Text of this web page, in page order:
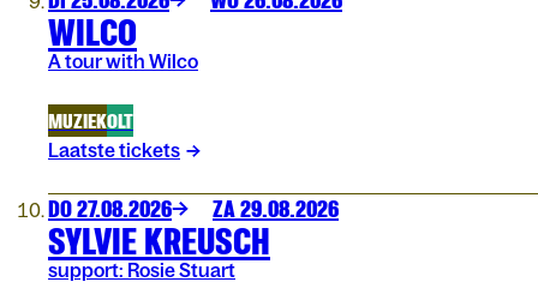
WILCO
A tour with Wilco
MUZIEKOLT
Laatste tickets
DO 27.08.2026 ZA 29.08.2026
SYLVIE KREUSCH
support: Rosie Stuart